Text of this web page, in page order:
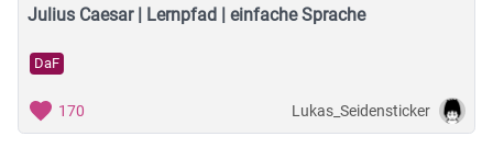
Julius Caesar | Lernpfad | einfache Sprache
DaF
170 Lukas_Seidensticker